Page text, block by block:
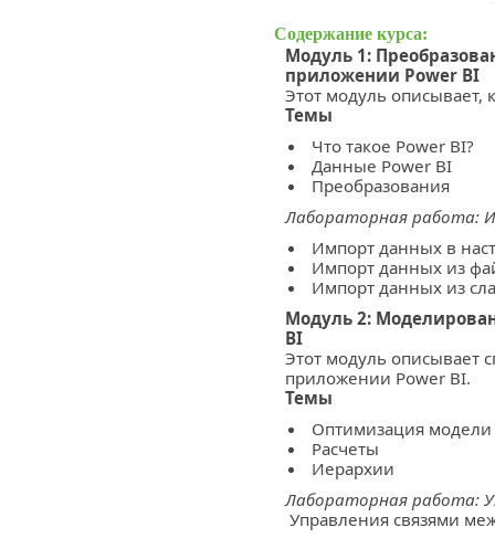
Содержание курса:
Модуль 1:
приложении Power BI
Этот модуль описывает,
Темы
Что такое Power BI?
Данные Power BI
Преобразования
Лабораторная работа:
Импорт данных в
Импорт данных из
Импорт данных из
Модуль 2:
BI
Этот модуль описывает
приложении Power BI.
Темы
Оптимизация
Расчеты
Иерархии
Лабораторная работа:
Управления связями